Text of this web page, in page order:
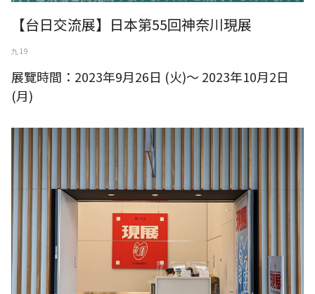
【台日交流展】日本第55回神奈川現展
九 19
展覽時間：2023年9月26日 (火)～ 2023年10月2日
(月)